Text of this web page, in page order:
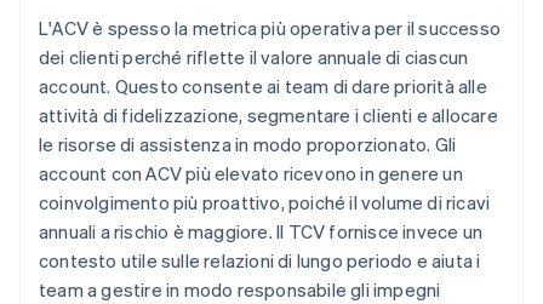
L'ACV è spesso la metrica più operativa per il successo
dei clienti perché riflette il valore annuale di ciascun
account. Questo consente ai team di dare priorità alle
attività di fidelizzazione, segmentare i clienti e allocare
le risorse di assistenza in modo proporzionato. Gli
account con ACV più elevato ricevono in genere un
coinvolgimento più proattivo, poiché il volume di ricavi
annuali a rischio è maggiore. Il TCV fornisce invece un
contesto utile sulle relazioni di lungo periodo e aiuta i
team a gestire in modo responsabile gli impegni